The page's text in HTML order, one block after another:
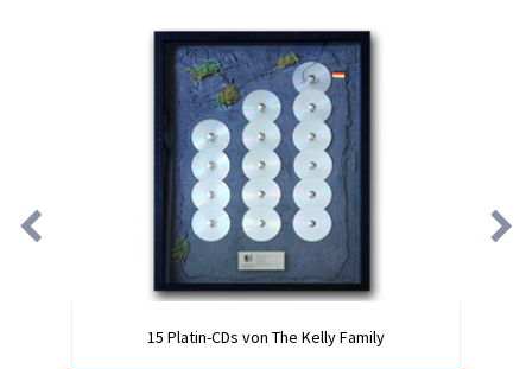
15 Platin-CDs von The Kelly Family